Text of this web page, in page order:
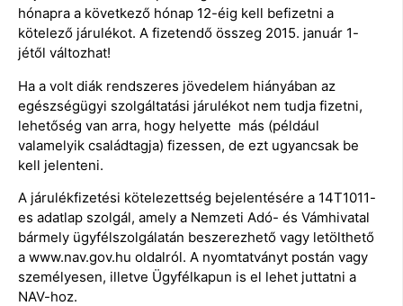
hónapra a következő hónap 12-éig kell befizetni a
kötelező járulékot. A fizetendő összeg 2015. január 1-
jétől változhat!
Ha a volt diák rendszeres jövedelem hiányában az
egészségügyi szolgáltatási járulékot nem tudja fizetni,
lehetőség van arra, hogy helyette más (például
valamelyik családtagja) fizessen, de ezt ugyancsak be
kell jelenteni.
A járulékfizetési kötelezettség bejelentésére a 14T1011-
es adatlap szolgál, amely a Nemzeti Adó- és Vámhivatal
bármely ügyfélszolgálatán beszerezhető vagy letölthető
a www.nav.gov.hu oldalról. A nyomtatványt postán vagy
személyesen, illetve Ügyfélkapun is el lehet juttatni a
NAV-hoz.